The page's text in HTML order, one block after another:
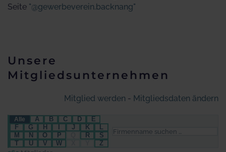
Seite "@gewerbeverein.backnang"
Unsere
Mitgliedsunternehmen
Mitglied werden - Mitgliedsdaten ändern
Alle A B C D
E
F
G H J K
L
M
N O P R
S
T
U V W
Z